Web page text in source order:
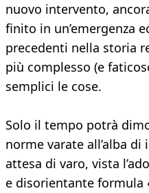
nuovo intervento,
finito in un’emergenza
precedenti nella storia
più complesso (e
semplici le cose.
Solo il tempo potrà
norme varate all’alba
attesa di varo, vista
e disorientante formula